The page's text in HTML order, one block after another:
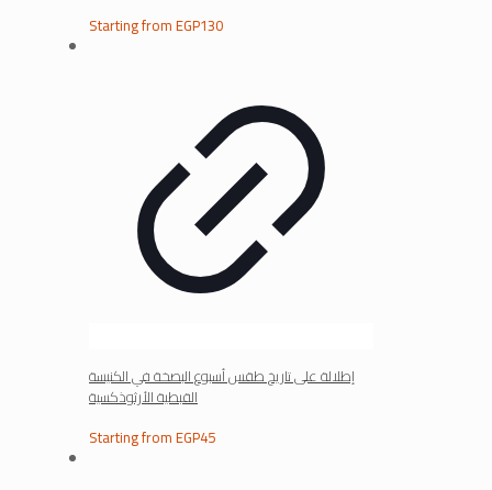
Starting fromEGP130
إطلالة على تاريخ طقس أسبوع البصخة في الكنيسة
القبطية الأرثوذكسية
Starting fromEGP45